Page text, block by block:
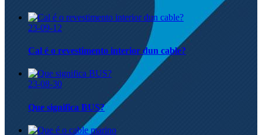
23-09-12
Cal é o revestimento interior dun cable?
23-08-30
Que significa BUS?